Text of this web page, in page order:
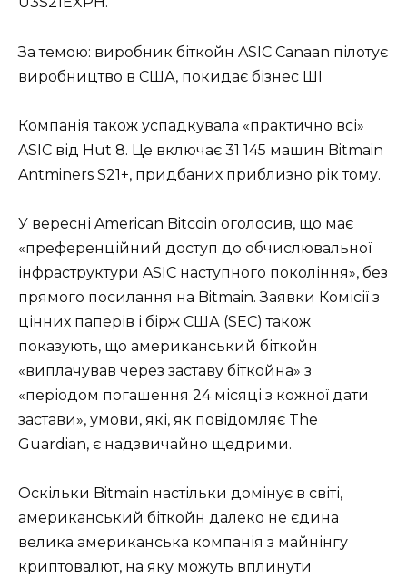
За темою: виробник біткойн ASIC Canaan пілотує
виробництво в США, покидає бізнес ШІ
Компанія також успадкувала «практично всі»
ASIC від Hut 8. Це включає 31 145 машин Bitmain
Antminers S21+, придбаних приблизно рік тому.
У вересні American Bitcoin оголосив, що має
«преференційний доступ до обчислювальної
інфраструктури ASIC наступного покоління», без
прямого посилання на Bitmain. Заявки Комісії з
цінних паперів і бірж США (SEC) також
показують, що американський біткойн
«виплачував через заставу біткойна» з
«періодом погашення 24 місяці з кожної дати
застави», умови, які, як повідомляє The
Guardian, є надзвичайно щедрими.
Оскільки Bitmain настільки домінує в світі,
американський біткойн далеко не єдина
велика американська компанія з майнінгу
криптовалют, на яку можуть вплинути